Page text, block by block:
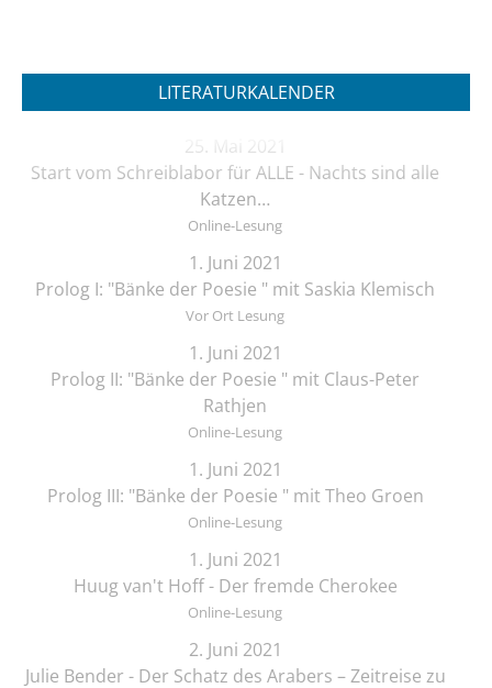
LITERATURKALENDER
25. Mai 2021
Start vom Schreiblabor für ALLE - Nachts sind alle
Katzen…
Online-Lesung
1. Juni 2021
Prolog I: "Bänke der Poesie " mit Saskia Klemisch
Vor Ort Lesung
1. Juni 2021
Prolog II: "Bänke der Poesie " mit Claus-Peter
Rathjen
Online-Lesung
1. Juni 2021
Prolog III: "Bänke der Poesie " mit Theo Groen
Online-Lesung
1. Juni 2021
Huug van't Hoff - Der fremde Cherokee
Online-Lesung
2. Juni 2021
Julie Bender - Der Schatz des Arabers – Zeitreise zu